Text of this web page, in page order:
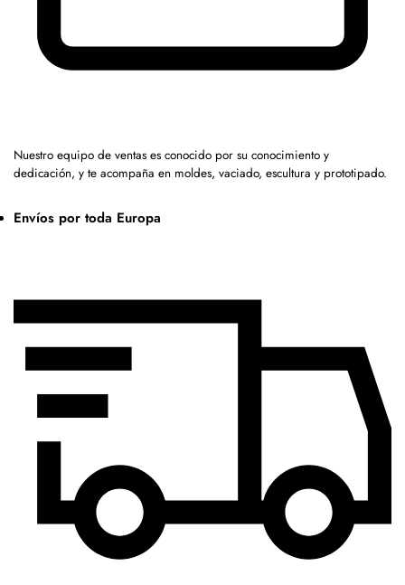
Nuestro equipo de ventas es conocido por su conocimiento y
dedicación, y te acompaña en moldes, vaciado, escultura y prototipado.
Envíos por toda Europa